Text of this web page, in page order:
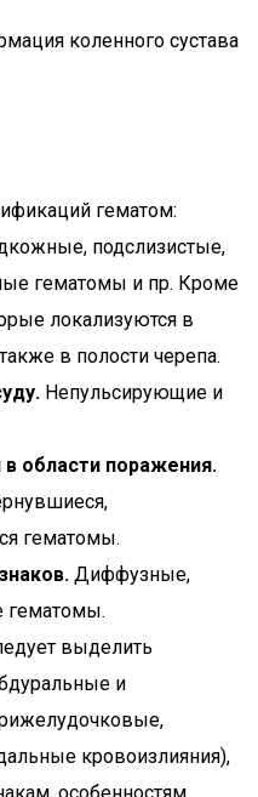
коленного сустава
гематом:
подслизистые,
гематомы и пр. Кроме
локализуются в
в полости черепа.
Непульсирующие и
области поражения.
гематомы.
Диффузные,
гематомы.
выделить
и
кровоизлияния),